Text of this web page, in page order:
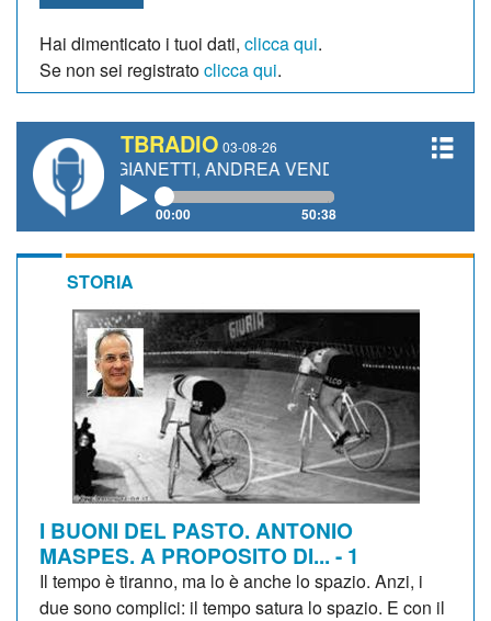
Hai dimenticato i tuoi dati, clicca qui.
Se non sei registratoclicca qui.
TBRADIO 03-08-26
GIANETTI, ANDREA VENDRAME, FILIPPO FIORELLI
00:00 50:38
STORIA
I BUONI DEL PASTO. ANTONIO
MASPES. A PROPOSITO DI... - 1
Il tempo è tiranno, ma lo è anche lo spazio. Anzi, i
due sono complici: il tempo satura lo spazio. E con il